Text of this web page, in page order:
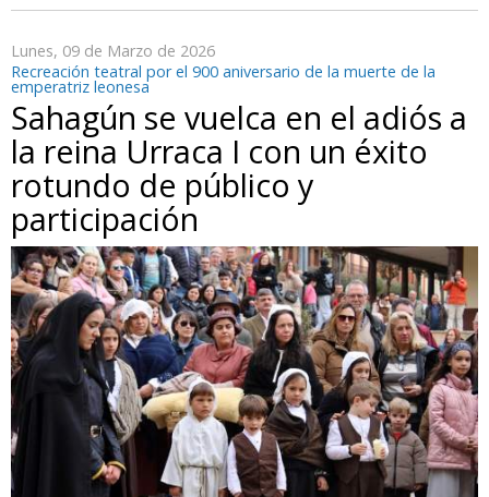
Lunes, 09 de Marzo de 2026
Recreación teatral por el 900 aniversario de la muerte de la
emperatriz leonesa
Sahagún se vuelca en el adiós a
la reina Urraca I con un éxito
rotundo de público y
participación